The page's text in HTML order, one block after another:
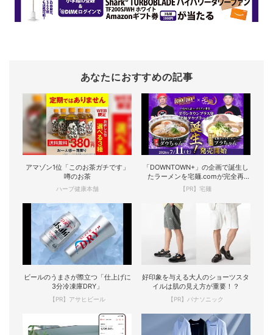
あなたにおすすめの記事
アマゾン1位「このお茶ガチです」
噂のお茶
ハーブ健康本舗
「DOWNTOWN+」の企画で誕生し
たラーメンを宅麺.comが完全再
現！
【PR】宅麺
ビールのうまさが際立つ「仕上げに
3分冷凍庫DRY」
【PR】アサヒビール
好印象を与える大人のショーツスタ
イルは肌の見え方が重要！？
【PR】パナソニック